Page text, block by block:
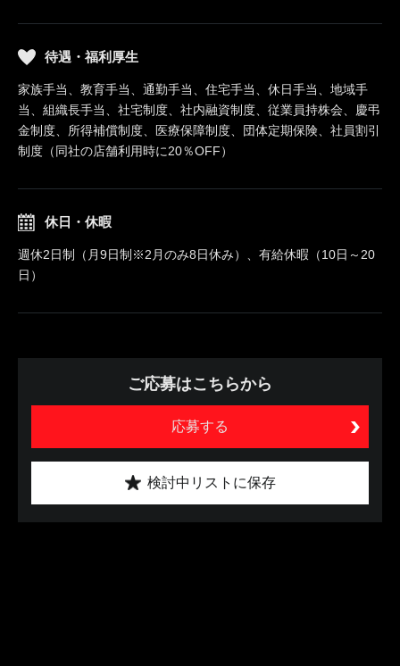
待遇・福利厚生
家族手当、教育手当、通勤手当、住宅手当、休日手当、地域手
当、組織長手当、社宅制度、社内融資制度、従業員持株会、慶弔
金制度、所得補償制度、医療保障制度、団体定期保険、社員割引
制度（同社の店舗利用時に20％OFF）
休日・休暇
週休2日制（月9日制※2月のみ8日休み）、有給休暇（10日～20
日）
ご応募はこちらから
応募する
検討中リストに保存